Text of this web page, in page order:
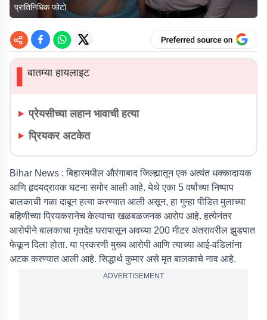
प्रातिनिधिक फोटो
▌बातम्या हायलाइट
प्रेयसीच्या लहान भावाची हत्या
प्रियकर अटकेत
Bihar News : बिहारमधील औरंगाबाद जिल्ह्यातून एक अत्यंत धक्कादायक
आणि हृदयद्रावक घटना समोर आली आहे. येथे एका 5 वर्षांच्या निष्पाप
बालकाची गळा दाबून हत्या करण्यात आली असून, हा गुन्हा पीडित मुलाच्या
बहिणीच्या प्रियकरानेच केल्याचा खळबळजनक आरोप आहे. हत्येनंतर
आरोपीने बालकाचा मृतदेह घरापासून अवघ्या 200 मीटर अंतरावरील झुडपात
फेकून दिला होता. या प्रकरणी मुख्य आरोपी आणि त्याच्या आई-वडिलांना
अटक करण्यात आली आहे. सिद्धार्थ कुमार असे मृत बालकाचे नाव आहे.
ADVERTISEMENT